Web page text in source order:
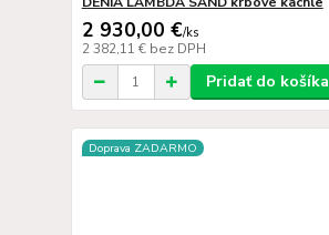
2 930,00 €/ks
2 382,11 € bez DPH
Pridať do košíka
Doprava ZADARMO